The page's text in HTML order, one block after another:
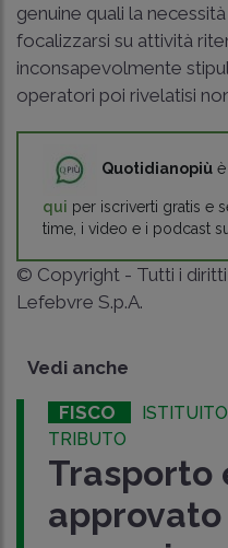
genuine quali la
focalizzarsi su attività
inconsapevolmente
operatori poi rivelatisi
Quotidianopiù
qui per iscriverti gratis e
time, i video e i podcast
© Copyright - Tutti i diritti
Lefebvre S.p.A.
Vedi anche
FISCO
TRIBUTO
Trasporto